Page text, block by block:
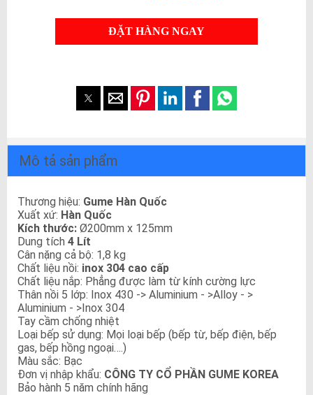
ĐẶT HÀNG NGAY
Mô tả sản phẩm
Thương hiệu: Gume Hàn Quốc
Xuất xứ: Hàn Quốc
Kích thước: Ø200mm x 125mm
Dung tích 4 Lít
Cân nặng cả bộ: 1,8 kg
Chất liệu nồi: inox 304 cao cấp
Chất liệu nắp: Phẳng được làm từ kính cường lực
Thân nồi 5 lớp: Inox 430 -> Aluminium - >Alloy - >
Aluminium - >Inox 304
Tay cầm chống nhiệt
Loại bếp sử dụng: Mọi loại bếp (bếp từ, bếp điện, bếp
gas, bếp hồng ngoại….)
Màu sắc: Bạc
Đơn vị nhập khẩu: CÔNG TY CỔ PHẦN GUME KOREA
Bảo hành 5 năm chính hãng